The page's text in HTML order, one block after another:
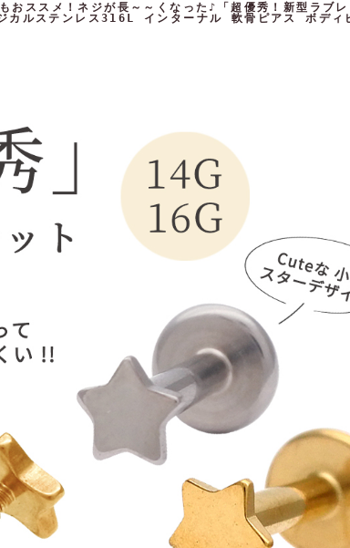
ススメ！ネジが長～～くなった♪「超優秀！新型ラブレ
ルステンレス316L インターナル 軟骨ピアス ボディ